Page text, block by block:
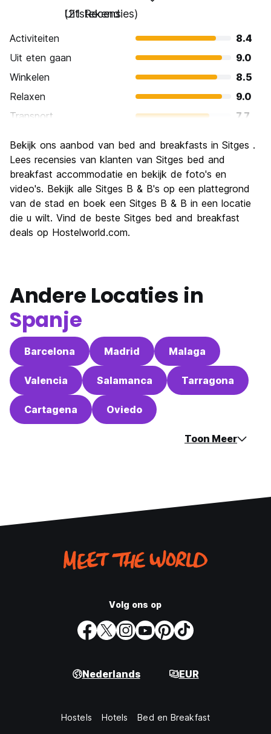
Uitstekend
(21 Recensies)
Activiteiten
8.4
Uit eten gaan
9.0
Winkelen
8.5
Relaxen
9.0
Transport
7.7
Cultuur
Uitgaan
Waarde voor uw geld
7.1
Bekijk ons ​​aanbod van bed and breakfasts in Sitges .
Lees recensies van klanten van Sitges bed and
breakfast accommodatie en bekijk de foto's en
video's. Bekijk alle Sitges B & B's op een plattegrond
van de stad en boek een Sitges B & B in een locatie
die u wilt. Vind de beste Sitges bed and breakfast
deals op Hostelworld.com.
Andere Locaties in
Spanje
Barcelona Madrid Malaga
Valencia Salamanca Tarragona
Cartagena Oviedo
Toon Meer
Volg ons op
Nederlands EUR
Hostels Hotels Bed en Breakfast